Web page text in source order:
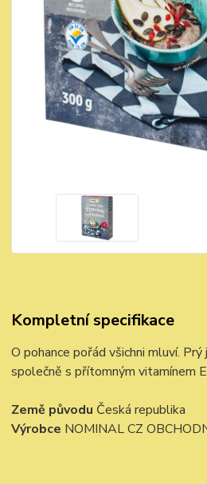
Kompletní specifikace
O pohance pořád všichni mluví.
společně s přítomným vitamínem
Země původu Česká republika
Výrobce NOMINAL CZ